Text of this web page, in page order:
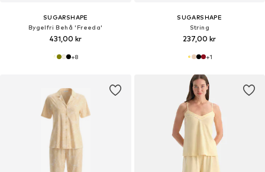
SUGARSHAPE
Bygelfri Behå 'Freeda'
431,00 kr
+8
SUGARSHAPE
String
237,00 kr
+1